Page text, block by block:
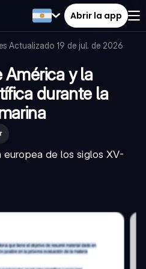
Abrir la app
·Actualizado 19 de jul. de 2026·
América y la
durante la
europea de los siglos XV-